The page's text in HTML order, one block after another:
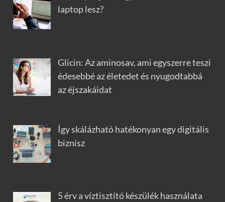
laptop lesz?
Glicin: Az aminosav, ami egyszerre teszi
édesebbé az életedet és nyugodtabbá
az éjszakáidat
Így skálázható hatékonyan egy digitális
biznisz
5 érv a víztisztító készülék használata